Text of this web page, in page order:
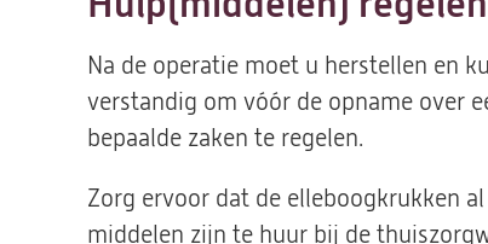
Na de operatie moet u herstellen en
verstandig om vóór de opname over
bepaalde zaken te regelen.
Zorg ervoor dat de elleboogkrukken
middelen zijn te huur bij de